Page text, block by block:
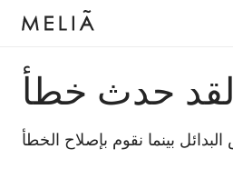
لقد حدث خطأ